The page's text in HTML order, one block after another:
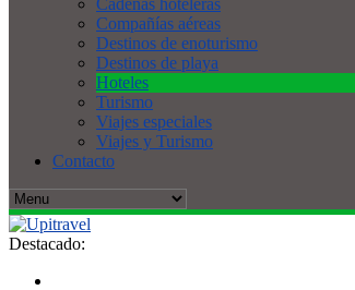
Cadenas hoteleras
Compañías aéreas
Destinos de enoturismo
Destinos de playa
Hoteles
Turismo
Viajes especiales
Viajes y Turismo
Contacto
Destacado: